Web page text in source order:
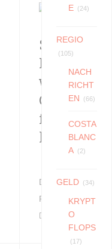
Sie
wenn
für Sie
hat
December 19,
Published in
E
(24)
REGIO
(105)
NACH
RICHT
EN
(66)
COSTA
BLANC
A
(2)
GELD (34)
KRYPT
O
FLOPS
(17)